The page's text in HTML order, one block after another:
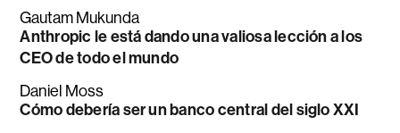
Gautam Mukunda
Anthropic le está dando una valiosa lección a los
CEO de todo el mundo
Daniel Moss
Cómo debería ser un banco central del siglo XXI